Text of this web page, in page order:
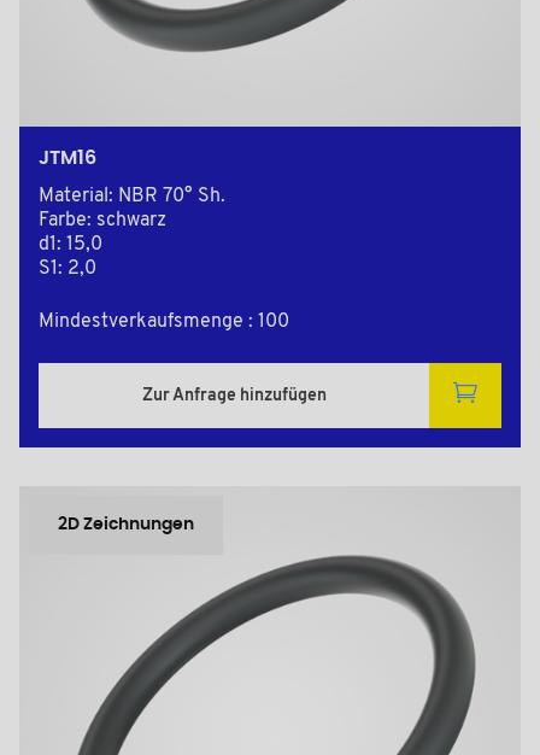
JTM16
Material: NBR 70° Sh.
Farbe: schwarz
d1: 15,0
S1: 2,0
Mindestverkaufsmenge : 100
Zur Anfrage hinzufügen
2D Zeichnungen